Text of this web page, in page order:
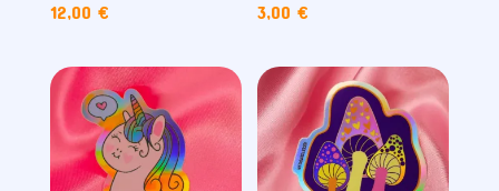
12,00 € 3,00€